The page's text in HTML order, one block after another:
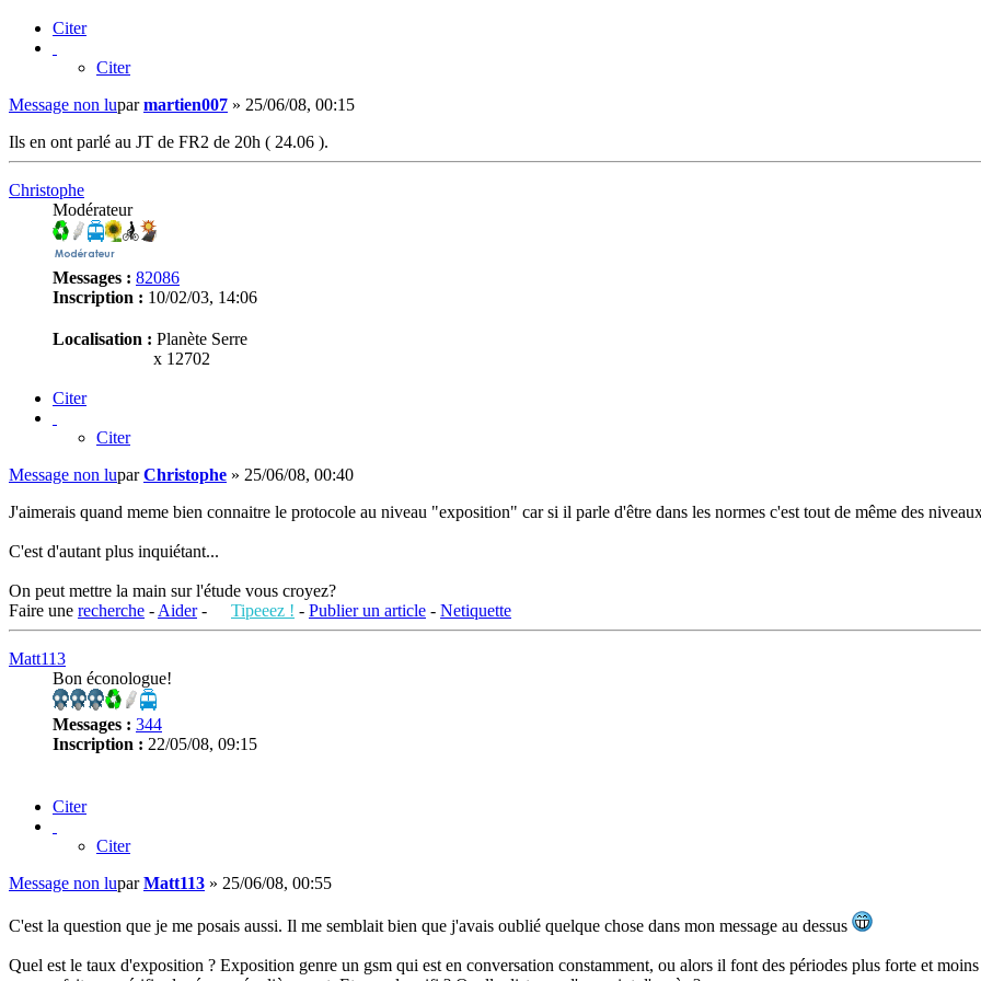
Citer
Citer
Message non luparmartien007 » 25/06/08, 00:15
Ils en ont parlé au JT de FR2 de 20h ( 24.06 ).
Christophe
Modérateur
Messages : 82086
Inscription : 10/02/03, 14:06
Localisation : Planète Serre
x 12702
Citer
Citer
Message non luparChristophe » 25/06/08, 00:40
J'aimerais quand meme bien connaitre le protocole au niveau "exposition" car si il parle d'être dans les normes c'est tout de même des
C'est d'autant plus inquiétant...
On peut mettre la main sur l'étude vous croyez?
Faire une recherche -Aider- Tipeeez ! - Publier un article - Netiquette
Matt113
Bon éconologue!
Messages : 344
Inscription : 22/05/08, 09:15
Citer
Citer
Message non luparMatt113 » 25/06/08, 00:55
C'est la question que je me posais aussi. Il me semblait bien que j'avais oublié quelque chose dans mon message au dessus
Quel est le taux d'exposition ? Exposition genre un gsm qui est en conversation constamment, ou alors il font des périodes plus forte et